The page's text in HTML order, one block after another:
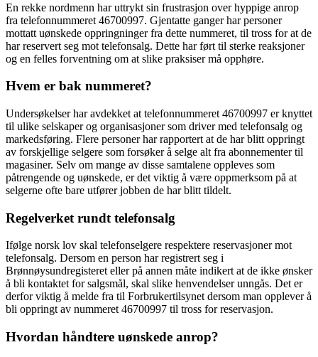
En rekke nordmenn har uttrykt sin frustrasjon over hyppige anrop
fra telefonnummeret 46700997. Gjentatte ganger har personer
mottatt uønskede oppringninger fra dette nummeret, til tross for at de
har reservert seg mot telefonsalg. Dette har ført til sterke reaksjoner
og en felles forventning om at slike praksiser må opphøre.
Hvem er bak nummeret?
Undersøkelser har avdekket at telefonnummeret 46700997 er knyttet
til ulike selskaper og organisasjoner som driver med telefonsalg og
markedsføring. Flere personer har rapportert at de har blitt oppringt
av forskjellige selgere som forsøker å selge alt fra abonnementer til
magasiner. Selv om mange av disse samtalene oppleves som
påtrengende og uønskede, er det viktig å være oppmerksom på at
selgerne ofte bare utfører jobben de har blitt tildelt.
Regelverket rundt telefonsalg
Ifølge norsk lov skal telefonselgere respektere reservasjoner mot
telefonsalg. Dersom en person har registrert seg i
Brønnøysundregisteret eller på annen måte indikert at de ikke ønsker
å bli kontaktet for salgsmål, skal slike henvendelser unngås. Det er
derfor viktig å melde fra til Forbrukertilsynet dersom man opplever å
bli oppringt av nummeret 46700997 til tross for reservasjon.
Hvordan håndtere uønskede anrop?